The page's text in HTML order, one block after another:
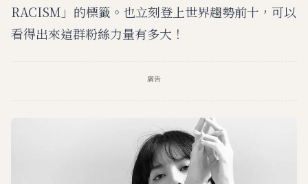
RACISM」的標籤。也立刻登上世界趨勢前十，可以
看得出來這群粉絲力量有多大！
廣告